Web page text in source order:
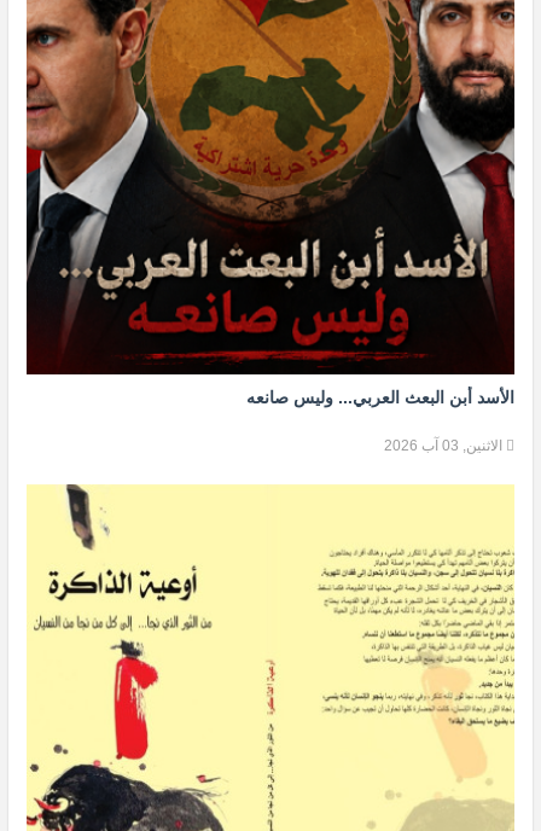
الأسد أبن البعث العربي... وليس صانعه
الاثنين, 03 آب 2026